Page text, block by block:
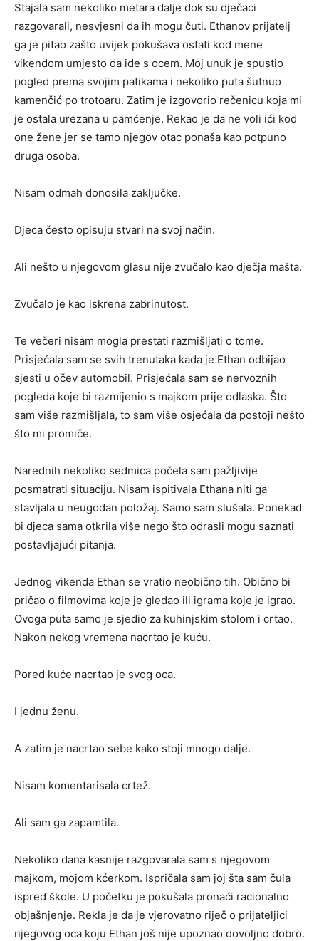
Stajala sam nekoliko metara dalje dok su dječaci
razgovarali, nesvjesni da ih mogu čuti. Ethanov prijatelj
ga je pitao zašto uvijek pokušava ostati kod mene
vikendom umjesto da ide s ocem. Moj unuk je spustio
pogled prema svojim patikama i nekoliko puta šutnuo
kamenčić po trotoaru. Zatim je izgovorio rečenicu koja mi
je ostala urezana u pamćenje. Rekao je da ne voli ići kod
one žene jer se tamo njegov otac ponaša kao potpuno
druga osoba.
Nisam odmah donosila zaključke.
Djeca često opisuju stvari na svoj način.
Ali nešto u njegovom glasu nije zvučalo kao dječja mašta.
Zvučalo je kao iskrena zabrinutost.
Te večeri nisam mogla prestati razmišljati o tome.
Prisjećala sam se svih trenutaka kada je Ethan odbijao
sjesti u očev automobil. Prisjećala sam se nervoznih
pogleda koje bi razmijenio s majkom prije odlaska. Što
sam više razmišljala, to sam više osjećala da postoji nešto
što mi promiče.
Narednih nekoliko sedmica počela sam pažljivije
posmatrati situaciju. Nisam ispitivala Ethana niti ga
stavljala u neugodan položaj. Samo sam slušala. Ponekad
bi djeca sama otkrila više nego što odrasli mogu saznati
postavljajući pitanja.
Jednog vikenda Ethan se vratio neobično tih. Obično bi
pričao o filmovima koje je gledao ili igrama koje je igrao.
Ovoga puta samo je sjedio za kuhinjskim stolom i crtao.
Nakon nekog vremena nacrtao je kuću.
Pored kuće nacrtao je svog oca.
I jednu ženu.
A zatim je nacrtao sebe kako stoji mnogo dalje.
Nisam komentarisala crtež.
Ali sam ga zapamtila.
Nekoliko dana kasnije razgovarala sam s njegovom
majkom, mojom kćerkom. Ispričala sam joj šta sam čula
ispred škole. U početku je pokušala pronaći racionalno
objašnjenje. Rekla je da je vjerovatno riječ o prijateljici
njegovog oca koju Ethan još nije upoznao dovoljno dobro.